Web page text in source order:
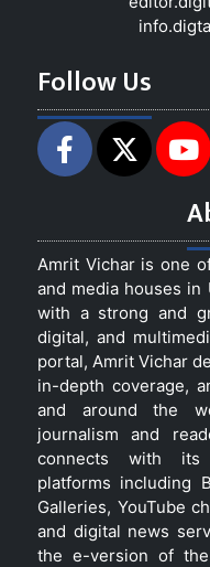
Follow Us
Amrit Vichar is one
and media houses in
with a strong and
digital, and
portal, Amrit Vichar
in-depth coverage,
and around the
journalism and
connects with its
platforms including
Galleries, YouTube
and digital news
the e-version of